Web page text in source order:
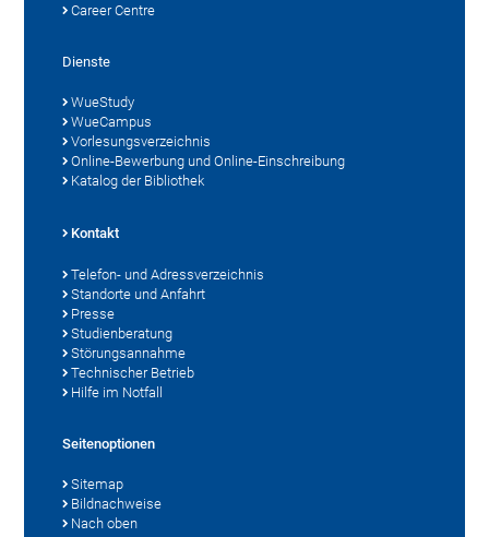
Career Centre
Dienste
WueStudy
WueCampus
Vorlesungsverzeichnis
Online-Bewerbung und Online-Einschreibung
Katalog der Bibliothek
Kontakt
Telefon- und Adressverzeichnis
Standorte und Anfahrt
Presse
Studienberatung
Störungsannahme
Technischer Betrieb
Hilfe im Notfall
Seitenoptionen
Sitemap
Bildnachweise
Nach oben